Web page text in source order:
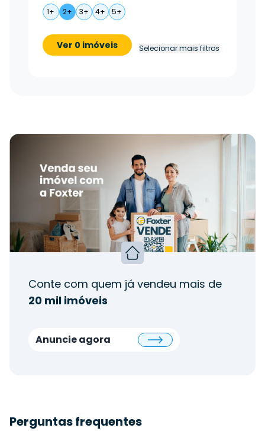
1+ 2+ 3+ 4+ 5+
Ver 0 imóveis Selecionar mais filtros
Conte com quem já vendeu mais de
20 mil imóveis
Anuncie agora
Perguntas frequentes